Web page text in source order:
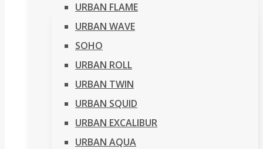
URBAN FLAME
URBAN WAVE
SOHO
URBAN ROLL
URBAN TWIN
URBAN SQUID
URBAN EXCALIBUR
URBAN AQUA